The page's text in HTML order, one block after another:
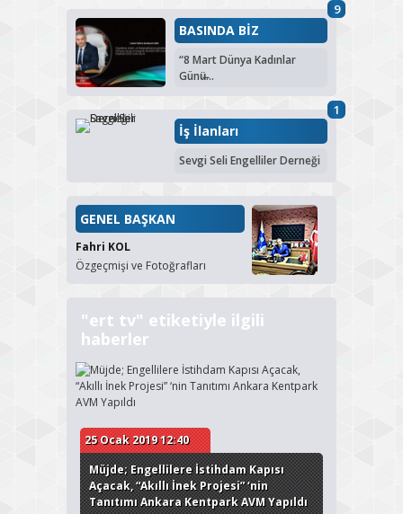
9
BASINDA BİZ
“8 Mart Dünya Kadınlar
Günü̶...
1
İş İlanları
Sevgi Seli Engelliler Derneği
GENEL BAŞKAN
Fahri KOL
Özgeçmişi ve Fotoğrafları
"ert tv" etiketiyle ilgili
haberler
25 Ocak 2019 12:40
Müjde; Engellilere İstihdam Kapısı
Açacak, “Akıllı İnek Projesi” ‘nin
Tanıtımı Ankara Kentpark AVM Yapıldı